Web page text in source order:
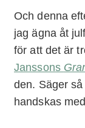
Och denna
jag ägna åt
för att det är
Janssons
den. Säger
handskas